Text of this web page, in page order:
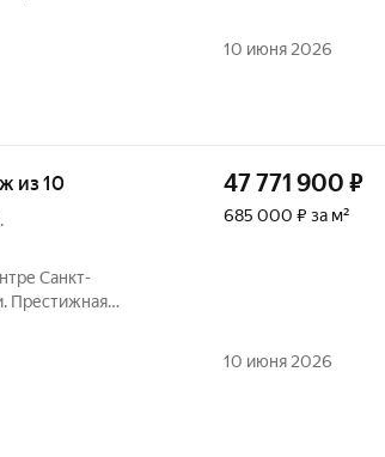
для
10 июня 2026
из 10
Престижная
для
47 771 900 ₽
685 000 ₽ за м²
10 июня 2026